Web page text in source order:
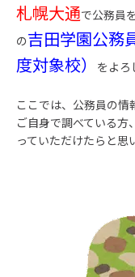
札幌大通で公務員
の吉田学園公務
度対象校）
をよろ
ここでは、公務員の情
ご自身で調べている方
っていただけたらと思